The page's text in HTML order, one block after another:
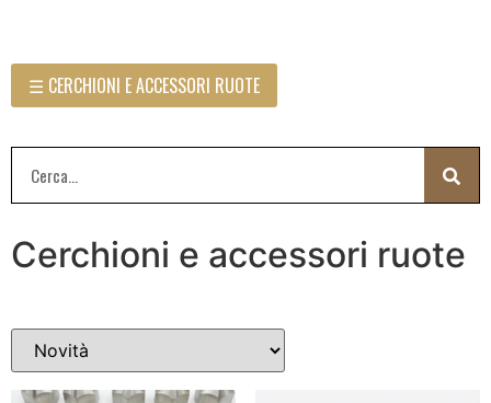
☰ CERCHIONI E ACCESSORI RUOTE
Cerchioni e accessori ruote